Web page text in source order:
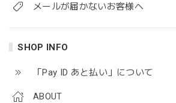
メールが届かないお客様へ
SHOP INFO
「Pay ID あと払い」について
ABOUT